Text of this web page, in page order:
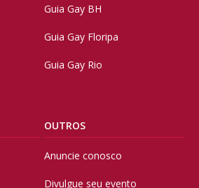
Guia Gay BH
Guia Gay Floripa
Guia Gay Rio
OUTROS
Anuncie conosco
Divulgue seu evento